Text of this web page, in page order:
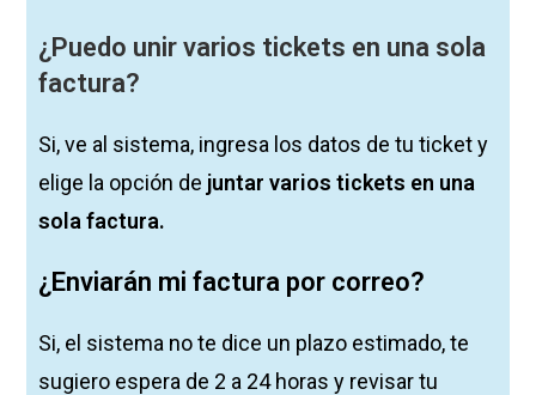
¿Puedo unir varios tickets en una sola
factura?
Si, ve al sistema, ingresa los datos de tu ticket y
elige la opción de juntar varios tickets en una
sola factura.
¿Enviarán mi factura por correo?
Si, el sistema no te dice un plazo estimado, te
sugiero espera de 2 a 24 horas y revisar tu